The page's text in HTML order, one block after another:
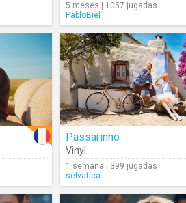
5 meses | 1057 jugadas
PabloBiel
Passarinho
Vinyl
1 semana | 399 jugadas
selvatica